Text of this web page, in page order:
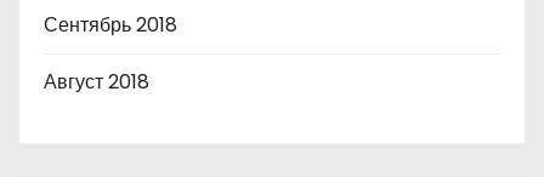
Сентябрь 2018
Август 2018